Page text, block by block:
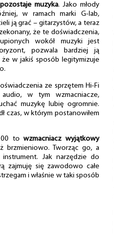
muzyka. Jako młody
w ramach marki G-lab,
ją grać – gitarzystów, a teraz
że te doświadczenia,
wokół muzyki jest
pozwala bardziej ją
w jakiś sposób legitymizuje
ze sprzętem Hi-Fi
audio, w tym wzmacniacze,
muzykę lubię ogromnie.
czas, w którym postanowiłem
towzmacniacz wyjątkowy
brzmieniowo. Tworząc go, a
Jak narzędzie do
zajmuję się zawodowo całe
i właśnie w taki sposób